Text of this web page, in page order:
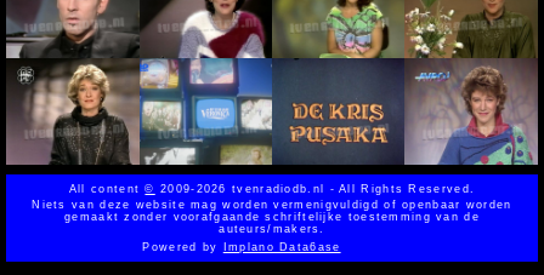
All content© 2009-2026 tvenradiodb.nl - All Rights Reserved.
Niets van deze website mag worden vermenigvuldigd of openbaar worden
gemaakt zonder voorafgaande schriftelijke toestemming van de
auteurs/makers.
Powered byImplano Data6ase